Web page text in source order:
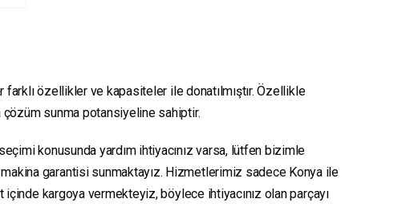
özellikler ve kapasiteler ile donatılmıştır. Özellikle
çözüm sunma potansiyeline sahiptir.
konusunda yardım ihtiyacınız varsa, lütfen bizimle
garantisi sunmaktayız. Hizmetlerimiz sadece Konya ile
içinde kargoya vermekteyiz, böylece ihtiyacınız olan parçayı